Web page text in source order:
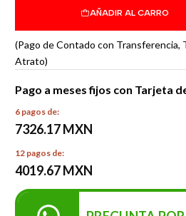
AÑADIR AL CARRO
(Pago de Contado con Transferencia,
Atrato)
Pago a meses fijos con Tarjeta
6 pagos de:
7326.17 MXN
12 pagos de:
4019.67 MXN